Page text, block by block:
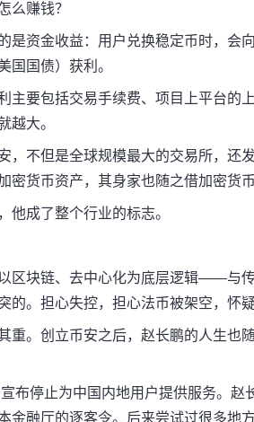
么赚钱？
是资金收益：用户兑换稳定币时，会
国国债）获利。
主要包括交易手续费、项目上平台的
越大。
，不但是全球规模最大的交易所，还
密货币资产，其身家也随之借加密
他成了整个行业的标志。
区块链、去中心化为底层逻辑——与
的。担心失控，担心法币被架空，怀
重。创立币安之后，赵长鹏的人生也
布停止为中国内地用户提供服务。
金融厅的逐客令。后来尝试过很多地